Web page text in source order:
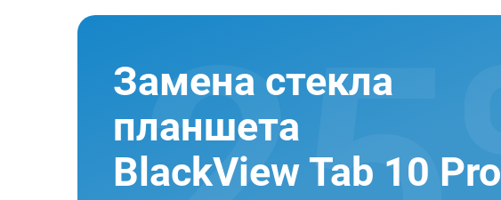
Замена стекла
планшета
BlackView Tab 10 Pro